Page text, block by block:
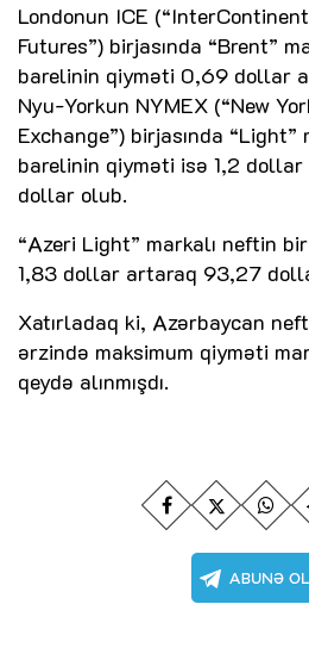
Londonun ICE
Futures”) birjasında “Brent”
barelinin qiyməti 0,69 dollar
Nyu-Yorkun NYMEX (“New
Exchange”) birjasında
barelinin qiyməti isə 1,2
dollar olub.
“Azeri Light” markalı neftin
1,83 dollar artaraq 93,27
Xatırladaq ki, Azərbaycan
ərzində maksimum qiyməti
qeydə alınmışdı.